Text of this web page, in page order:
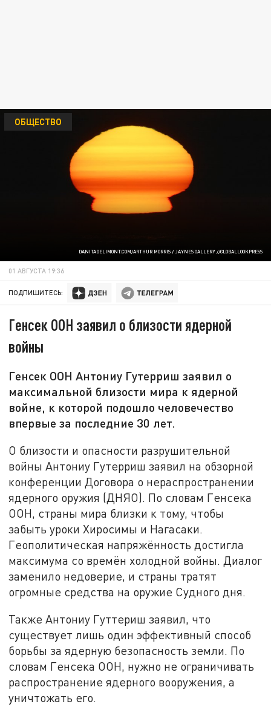
DANITADELIMONT.COM/ARTHUR MORRIS / JAYNES GALLERY //GLOBALLOOKPRESS
ОБЩЕСТВО
01 АВГУСТА 19:36
ПОДПИШИТЕСЬ:
Генсек ООН заявил о близости ядерной
войны
Генсек ООН Антониу Гутерриш заявил о
максимальной близости мира к ядерной
войне, к которой подошло человечество
впервые за последние 30 лет.
О близости и опасности разрушительной
войны Антониу Гутерриш заявил на обзорной
конференции Договора о нераспространении
ядерного оружия (ДНЯО). По словам Генсека
ООН, страны мира близки к тому, чтобы
забыть уроки Хиросимы и Нагасаки.
Геополитическая напряжённость достигла
максимума со времён холодной войны. Диалог
заменило недоверие, и страны тратят
огромные средства на оружие Судного дня.
Также Антониу Гуттериш заявил, что
существует лишь один эффективный способ
борьбы за ядерную безопасность земли. По
словам Генсека ООН, нужно не ограничивать
распространение ядерного вооружения, а
уничтожать его.